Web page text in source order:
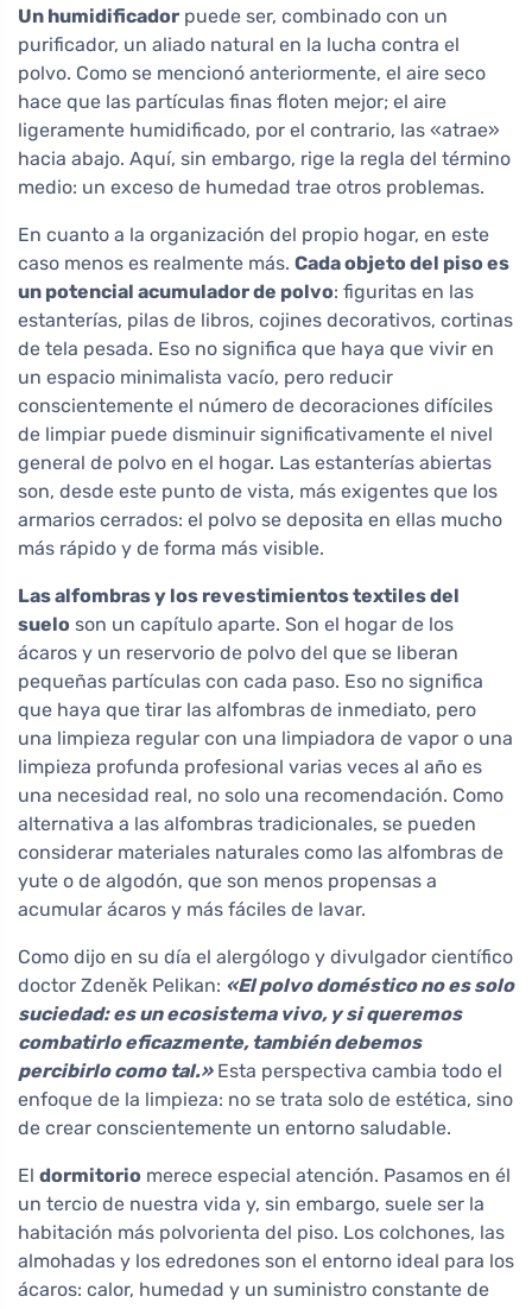
Un humidificador puede ser, combinado con un
purificador, un aliado natural en la lucha contra el
polvo. Como se mencionó anteriormente, el aire seco
hace que las partículas finas floten mejor; el aire
ligeramente humidificado, por el contrario, las «atrae»
hacia abajo. Aquí, sin embargo, rige la regla del término
medio: un exceso de humedad trae otros problemas.
En cuanto a la organización del propio hogar, en este
caso menos es realmente más. Cada objeto del piso es
un potencial acumulador de polvo: figuritas en las
estanterías, pilas de libros, cojines decorativos, cortinas
de tela pesada. Eso no significa que haya que vivir en
un espacio minimalista vacío, pero reducir
conscientemente el número de decoraciones difíciles
de limpiar puede disminuir significativamente el nivel
general de polvo en el hogar. Las estanterías abiertas
son, desde este punto de vista, más exigentes que los
armarios cerrados: el polvo se deposita en ellas mucho
más rápido y de forma más visible.
Las alfombras y los revestimientos textiles del
suelo son un capítulo aparte. Son el hogar de los
ácaros y un reservorio de polvo del que se liberan
pequeñas partículas con cada paso. Eso no significa
que haya que tirar las alfombras de inmediato, pero
una limpieza regular con una limpiadora de vapor o una
limpieza profunda profesional varias veces al año es
una necesidad real, no solo una recomendación. Como
alternativa a las alfombras tradicionales, se pueden
considerar materiales naturales como las alfombras de
yute o de algodón, que son menos propensas a
acumular ácaros y más fáciles de lavar.
Como dijo en su día el alergólogo y divulgador científico
doctor Zdeněk Pelikan: «El polvo doméstico no es solo
suciedad: es un ecosistema vivo, y si queremos
combatirlo eficazmente, también debemos
percibirlo como tal.»Esta perspectiva cambia todo el
enfoque de la limpieza: no se trata solo de estética, sino
de crear conscientemente un entorno saludable.
El dormitorio merece especial atención. Pasamos en él
un tercio de nuestra vida y, sin embargo, suele ser la
habitación más polvorienta del piso. Los colchones, las
almohadas y los edredones son el entorno ideal para los
ácaros: calor, humedad y un suministro constante de